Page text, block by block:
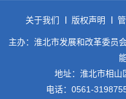
关于我们 版权声明
主办：淮北市发展和改革委员
地址：淮北市相山
电话：0561-